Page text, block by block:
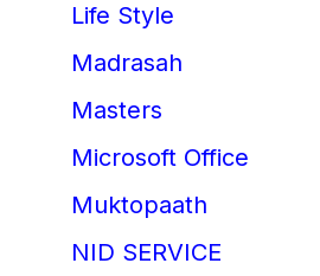
Life Style
Madrasah
Masters
Microsoft Office
Muktopaath
NID SERVICE